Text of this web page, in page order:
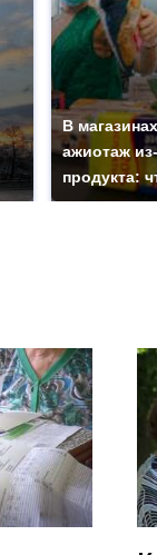
В
ажиотаж
продукта: